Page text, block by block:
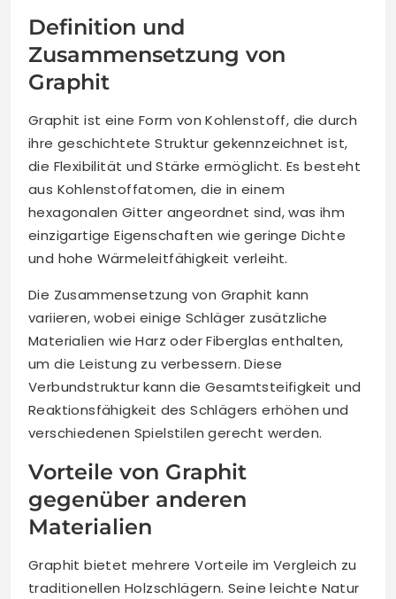
Definition und
Zusammensetzung von
Graphit
Graphit ist eine Form von Kohlenstoff, die durch
ihre geschichtete Struktur gekennzeichnet ist,
die Flexibilität und Stärke ermöglicht. Es besteht
aus Kohlenstoffatomen, die in einem
hexagonalen Gitter angeordnet sind, was ihm
einzigartige Eigenschaften wie geringe Dichte
und hohe Wärmeleitfähigkeit verleiht.
Die Zusammensetzung von Graphit kann
variieren, wobei einige Schläger zusätzliche
Materialien wie Harz oder Fiberglas enthalten,
um die Leistung zu verbessern. Diese
Verbundstruktur kann die Gesamtsteifigkeit und
Reaktionsfähigkeit des Schlägers erhöhen und
verschiedenen Spielstilen gerecht werden.
Vorteile von Graphit
gegenüber anderen
Materialien
Graphit bietet mehrere Vorteile im Vergleich zu
traditionellen Holzschlägern. Seine leichte Natur